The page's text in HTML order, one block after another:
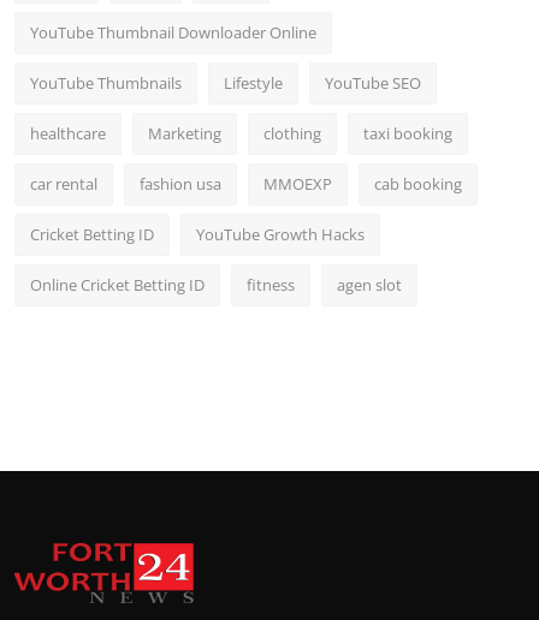
YouTube Thumbnail Downloader Online
YouTube Thumbnails Lifestyle YouTube SEO
healthcare Marketing clothing taxi booking
car rental fashion usa MMOEXP cab booking
Cricket Betting ID YouTube Growth Hacks
Online Cricket Betting ID fitness agen slot